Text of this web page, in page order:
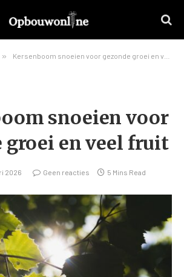
» Kersenboom snoeien voor gezonde groei en veel fruit
snoeien voor
groei en veel fruit
2026 Geen reacties 5 Mins Read